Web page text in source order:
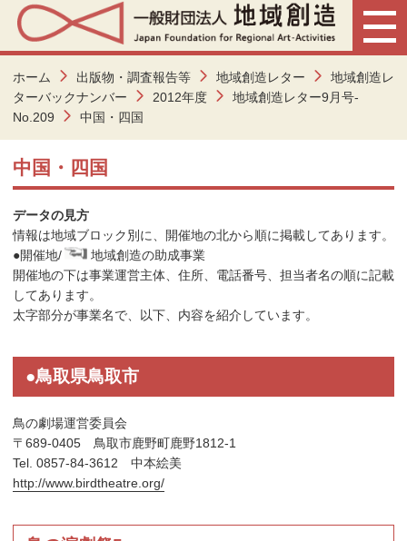
ホーム 出版物・調査報告等 地域創造レター
地域創造レ
ターバックナンバー
2012年度
地域創造レター9月号-
No.209
中国・四国
中国・四国
データの見方
情報は地域ブロック別に、開催地の北から順に掲載してあります。
●開催地/
地域創造の助成事業
開催地の下は事業運営主体、住所、電話番号、担当者名の順に記載
してあります。
太字部分が事業名で、以下、内容を紹介しています。
●鳥取県鳥取市
鳥の劇場運営委員会
〒689-0405 鳥取市鹿野町鹿野1812-1
Tel. 0857-84-3612 中本絵美
http://www.birdtheatre.org/